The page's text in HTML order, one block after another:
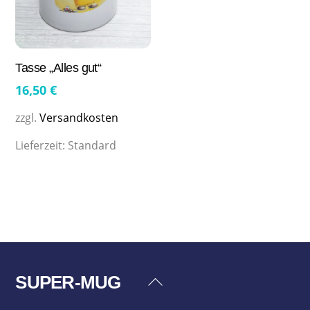
Tasse „Alles gut“
16,50€
zzgl.Versandkosten
Lieferzeit: Standard
Back
SUPER-MUG